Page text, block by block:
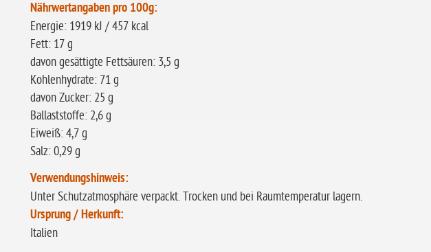
Nährwertangaben pro 100g:
Energie: 1919 kJ / 457 kcal
Fett: 17 g
davon gesättigte Fettsäuren: 3,5 g
Kohlenhydrate: 71 g
davon Zucker: 25 g
Ballaststoffe: 2,6 g
Eiweiß: 4,7 g
Salz: 0,29 g
Verwendungshinweis:
Unter Schutzatmosphäre verpackt. Trocken und bei Raumtemperatur lagern.
Ursprung / Herkunft:
Italien